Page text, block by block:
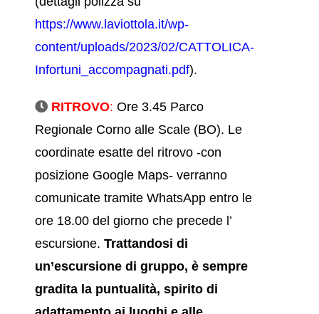
https://www.laviottola.it/wp-
content/uploads/2023/02/CATTOLICA-
Infortuni_accompagnati.pdf).
RITROVO: Ore 3.45 Parco
Regionale Corno alle Scale (BO). Le
coordinate esatte del ritrovo -con
posizione Google Maps- verranno
comunicate tramite WhatsApp entro le
ore 18.00 del giorno che precede l’
escursione.Trattandosi di
un’escursione di gruppo, è sempre
gradita la puntualità, spirito di